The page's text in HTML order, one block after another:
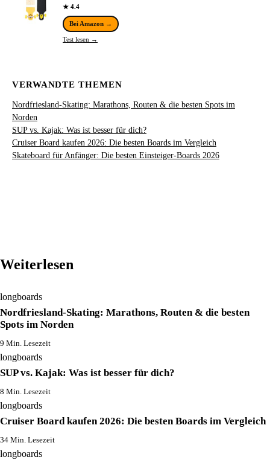
★ 4.4
Bei Amazon →
Test lesen →
VERWANDTE THEMEN
Nordfriesland-Skating: Marathons, Routen & die besten Spots im
Norden
SUP vs. Kajak: Was ist besser für dich?
Cruiser Board kaufen 2026: Die besten Boards im Vergleich
Skateboard für Anfänger: Die besten Einsteiger-Boards 2026
Weiterlesen
longboards
Nordfriesland-Skating: Marathons, Routen & die besten
Spots im Norden
9 Min. Lesezeit
longboards
SUP vs. Kajak: Was ist besser für dich?
8 Min. Lesezeit
longboards
Cruiser Board kaufen 2026: Die besten Boards im Vergleich
34 Min. Lesezeit
longboards